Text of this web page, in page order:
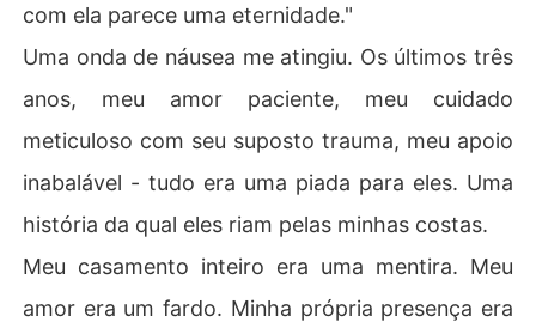
com ela parece uma eternidade."
Uma onda de náusea me atingiu. Os últimos três
anos, meu amor paciente, meu cuidado
meticuloso com seu suposto trauma, meu apoio
inabalável - tudo era uma piada para eles. Uma
história da qual eles riam pelas minhas costas.
Meu casamento inteiro era uma mentira. Meu
amor era um fardo. Minha própria presença era